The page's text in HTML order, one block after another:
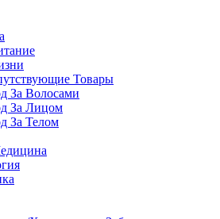
Товары
За Волосами
За Лицом
За Телом